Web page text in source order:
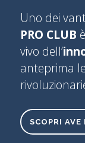
Uno dei
PRO CLUB
vivo dell’
anteprima le
SCOPRI AVE